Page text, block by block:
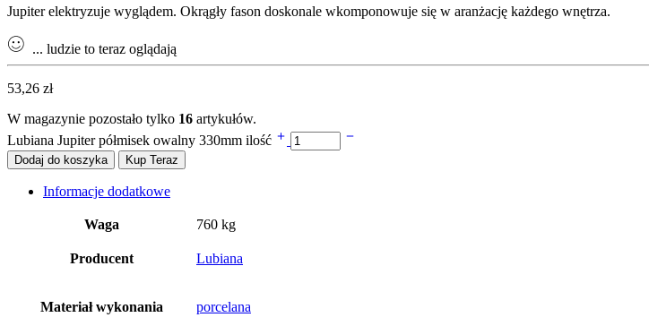
Jupiter elektryzuje wyglądem. Okrągły fason doskonale wkomponowuje się w aranżację każdego wnętrza.
... ludzie to teraz oglądają
53,26 zł
W magazynie pozostało tylko 16 artykułów.
Lubiana Jupiter półmisek owalny 330mm ilość
Dodaj do koszyka Kup Teraz
Informacje dodatkowe
Waga 760 kg
Producent Lubiana
Materiał wykonania porcelana